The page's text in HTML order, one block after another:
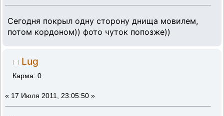
Сегодня покрыл одну сторону днища мовилем,
потом кордоном)) фото чуток попозже))
Lug
Карма: 0
« 17 Июля 2011, 23:05:50 »